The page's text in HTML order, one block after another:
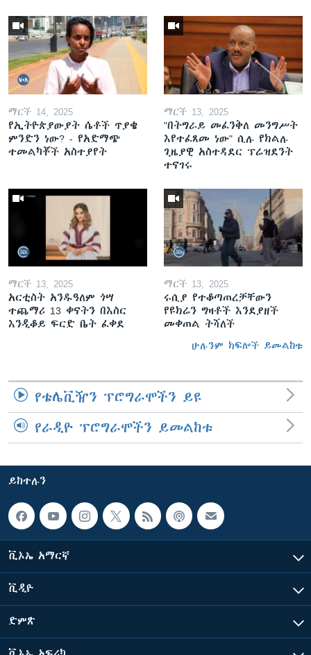
ማርች 14, 2025
የኢትዮጵያውያት ሴቶች ጥያቄ
ምንድን ነው? - የአድማጭ
ተመልካቾች አስተያየት
ማርች 13, 2025
"በትግራይ መፈንቅለ መንግሥት
እየተፈጸመ ነው" ሲሉ የክልሉ
ጊዜያዊ አስተዳደር ፕሬዝደንት
ተናገሩ
ማርች 13, 2025
አርቲስት አንዱዓለም ጎሣ
ተጨማሪ 13 ቀናትን በእስር
እንዲቆይ ፍርድ ቤት ፈቀደ
ማርች 13, 2025
ሩሲያ የተቆጣጠረቻቸውን
የዩክሬን ግዛቶች እንደያዘች
መቀጠል ትሻለች
ሁሉንም ክፍሎች ይመልከቱ
የቴሌቪዥን ፕሮግራሞችን ይዩ
የራዲዮ ፕሮግራሞችን ይመልከቱ
ይከተሉን
ቪኦኤ አማርኛ
ቪዲዮ
ድምጽ